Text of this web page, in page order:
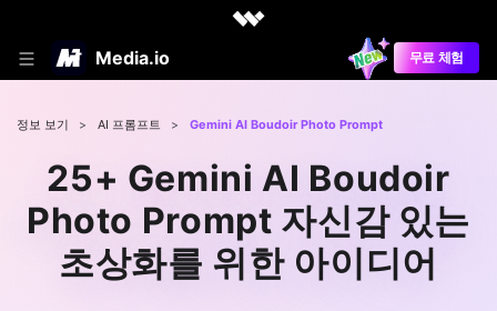
Media.io 무료 체험
정보 보기 > AI 프롬프트 > Gemini AI Boudoir Photo Prompt
25+ Gemini AI Boudoir
Photo Prompt 자신감 있는
초상화를 위한 아이디어